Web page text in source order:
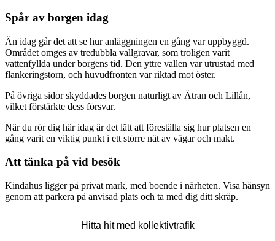
Spår av borgen idag
Än idag går det att se hur anläggningen en gång var uppbyggd.
Området omges av tredubbla vallgravar, som troligen varit
vattenfyllda under borgens tid. Den yttre vallen var utrustad med
flankeringstorn, och huvudfronten var riktad mot öster.
På övriga sidor skyddades borgen naturligt av Ätran och Lillån,
vilket förstärkte dess försvar.
När du rör dig här idag är det lätt att föreställa sig hur platsen en
gång varit en viktig punkt i ett större nät av vägar och makt.
Att tänka på vid besök
Kindahus ligger på privat mark, med boende i närheten. Visa hänsyn
genom att parkera på anvisad plats och ta med dig ditt skräp.
Hitta hit med kollektivtrafik